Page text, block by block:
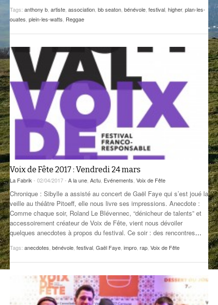
GROOVE N SUN
L’ASTUCE DE LA PORTE EN BOIS
LA FABRIK POÉTIK
LA MINUTE LITTÉRAIRE
LA SOUTERRAINE
MUSIQUE DES ANTIPODES
NOS ANCIENS
SONORIK
THEME FORCE
ZIRCONIUM
ANCIENNES ÉMISSIONS
PLUS DE MIX
Tags: anthony b, artiste, association, bb seaton, bénévole, festival, higher, plan-les-
ouates, plein-les-watts, Reggae
Voix de Fête 2017 : Vendredi 24 mars
La Fabrik - 02/04/2017 - A la une Actu Evénements Voix de Fête
Chronique : Sibylle a assisté au concert de Gaël Faye qui s’est joué la
veille au théâtre Pitoeff, elle nous livre ses impressions. Anecdote :
Comme chaque soir, Roland Le Blévennec, “dénicheur de talents” et
accessoirement créateur de Voix de Fête, vient nous dévoiler
quelques anecdotes à propos du festival. Ce soir : des rencontres…
Tags: anecdotes bénévole festival Gaël Faye impro rap Voix de Fête